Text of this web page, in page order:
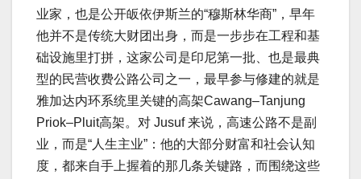
业家，也是公开皈依伊斯兰的“穆斯林华商”，早年
他并不是传统大财团出身，而是一步步在工程和基
础设施里打拼，这家公司是印尼第一批、也是最典
型的民营收费公路公司之一，最早参与修建的就是
雅加达内环系统里关键的高架Cawang–Tanjung
Priok–Pluit高架。对 Jusuf 来说，高速公路不是副
业，而是“人生主业”：他的大部分财富和社会认知
度，都来自手上握着的那几条关键路，而围绕这些